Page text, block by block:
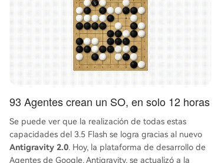
93 Agentes crean un SO, en solo 12 horas
Se puede ver que la realización de todas estas
capacidades del 3.5 Flash se logra gracias al nuevo
Antigravity 2.0. Hoy, la plataforma de desarrollo de
Agentes de Google, Antigravity, se actualizó a la